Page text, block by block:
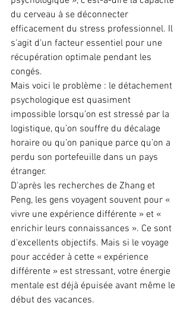
du cerveau à se déconnecter
efficacement du stress professionnel. Il
s'agit d'un facteur essentiel pour une
récupération optimale pendant les
congés.
Mais voici le problème : le détachement
psychologique est quasiment
impossible lorsqu’on est stressé par la
logistique, qu’on souffre du décalage
horaire ou qu’on panique parce qu’on a
perdu son portefeuille dans un pays
étranger.
D'après les recherches de Zhang et
Peng, les gens voyagent souvent pour «
vivre une expérience différente » et «
enrichir leurs connaissances ». Ce sont
d'excellents objectifs. Mais si le voyage
pour accéder à cette « expérience
différente » est stressant, votre énergie
mentale est déjà épuisée avant même le
début des vacances.